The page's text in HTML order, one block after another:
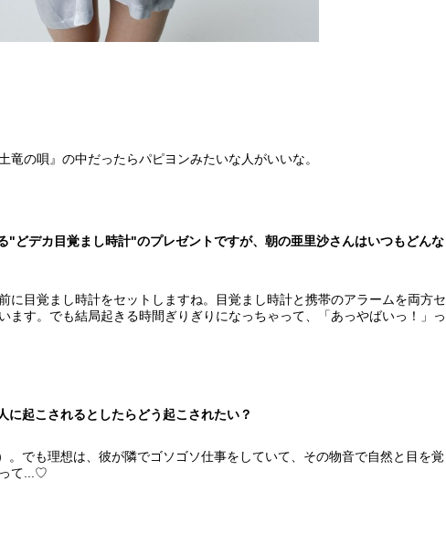
竜の唄』の中だったらパピヨンみたいな人がいいな。
"どデカ目覚まし時計"のプレゼントですが、朝の亜里沙さんはいつもどんな
に目覚まし時計をセットしますね。目覚まし時計と携帯のアラームを両方セ
ます。でも結局起きる時間ぎりぎりになっちゃって、「あっやばいっ！」っ
起こされるとしたらどう起こされたい？
。でも理想は、彼が隣でゴソゴソ仕事をしていて、その物音で自然と目を覚
て...♡